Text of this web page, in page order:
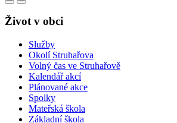
Život v obci
Služby
Okolí Struhařova
Volný čas ve Struhařově
Kalendář akcí
Plánované akce
Spolky
Mateřská škola
Základní škola